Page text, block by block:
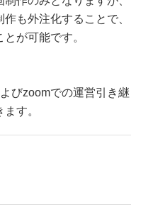
も外注化することで、
が可能です。
びzoomでの運営引き継
す。